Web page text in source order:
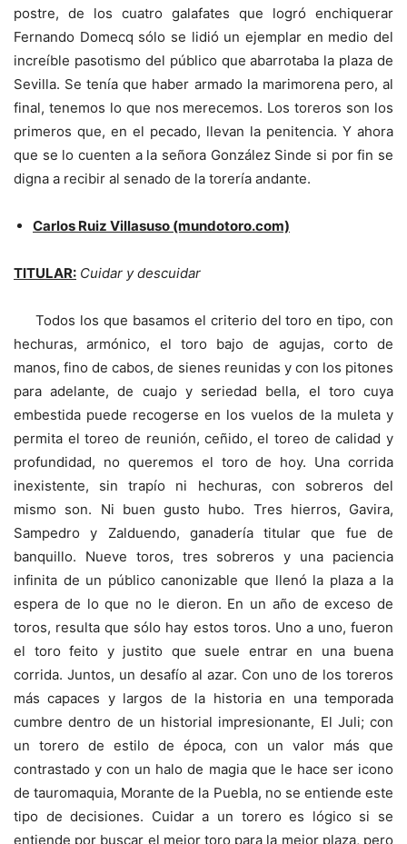
postre, de los cuatro galafates que logró enchiquerar
Fernando Domecq sólo se lidió un ejemplar en medio del
increíble pasotismo del público que abarrotaba la plaza de
Sevilla. Se tenía que haber armado la marimorena pero, al
final, tenemos lo que nos merecemos. Los toreros son los
primeros que, en el pecado, llevan la penitencia. Y ahora
que se lo cuenten a la señora González Sinde si por fin se
digna a recibir al senado de la torería andante.
Carlos Ruiz Villasuso (mundotoro.com)
TITULAR: Cuidar y descuidar
Todos los que basamos el criterio del toro en tipo, con
hechuras, armónico, el toro bajo de agujas, corto de
manos, fino de cabos, de sienes reunidas y con los pitones
para adelante, de cuajo y seriedad bella, el toro cuya
embestida puede recogerse en los vuelos de la muleta y
permita el toreo de reunión, ceñido, el toreo de calidad y
profundidad, no queremos el toro de hoy. Una corrida
inexistente, sin trapío ni hechuras, con sobreros del
mismo son. Ni buen gusto hubo. Tres hierros, Gavira,
Sampedro y Zalduendo, ganadería titular que fue de
banquillo. Nueve toros, tres sobreros y una paciencia
infinita de un público canonizable que llenó la plaza a la
espera de lo que no le dieron. En un año de exceso de
toros, resulta que sólo hay estos toros. Uno a uno, fueron
el toro feito y justito que suele entrar en una buena
corrida. Juntos, un desafío al azar. Con uno de los toreros
más capaces y largos de la historia en una temporada
cumbre dentro de un historial impresionante, El Juli; con
un torero de estilo de época, con un valor más que
contrastado y con un halo de magia que le hace ser icono
de tauromaquia, Morante de la Puebla, no se entiende este
tipo de decisiones. Cuidar a un torero es lógico si se
entiende por buscar el mejor toro para la mejor plaza, pero